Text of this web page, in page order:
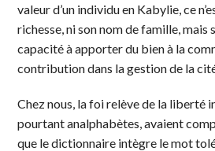
valeur d’un individu en Kabylie, ce
richesse, ni son nom de famille,
capacité à apporter du bien à la
contribution dans la gestion de la
Chez nous, la foi relève de la liberté
pourtant analphabètes, avaient
que le dictionnaire intègre le mot